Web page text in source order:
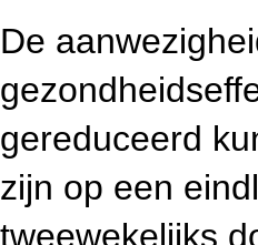
De
gereduceerd
zijn op een
tweewekelijks